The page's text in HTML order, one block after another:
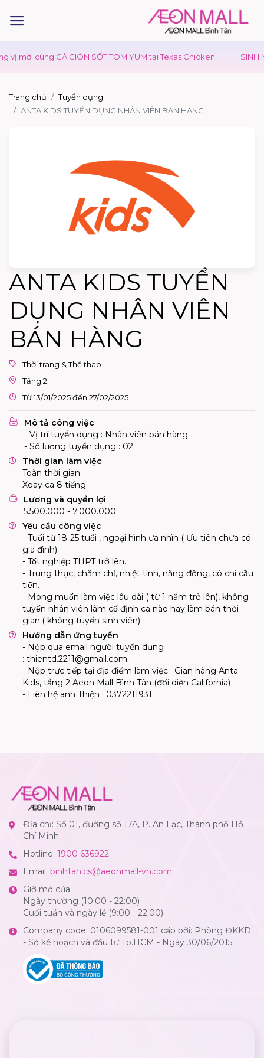
mới cùng GÀ GIÒN SỐT TOM YUM tại Texas Chicken. SINH
Trang chủ
Tuyển dụng
ANTA KIDS TUYỂN DỤNG NHÂN VIÊN BÁN HÀNG
ANTA KIDS TUYỂN
DỤNG NHÂN VIÊN
BÁN HÀNG
Thời trang & Thể thao
Tầng 2
Từ 13/01/2025 đến 27/02/2025
Mô tả công việc
- Vị trí tuyển dụng : Nhân viên bán hàng
- Số lượng tuyển dụng : 02
Thời gian làm việc
Toàn thời gian
Xoay ca 8 tiếng.
Lương và quyền lợi
5.500.000 - 7.000.000
Yêu cầu công việc
- Tuổi từ 18-25 tuổi , ngoại hình ưa nhìn ( Ưu tiên chưa có
gia đình)
- Tốt nghiệp THPT trở lên.
- Trung thực, chăm chỉ, nhiệt tình, năng động, có chí cầu
tiến.
- Mong muốn làm việc lâu dài ( từ 1 năm trở lên), không
tuyển nhân viên làm cố định ca nào hay làm bán thời
gian.( không tuyển sinh viên)
Hướng dẫn ứng tuyển
- Nộp qua email người tuyển dụng
: thientd.2211@gmail.com
- Nộp trực tiếp tại địa điểm làm việc : Gian hàng Anta
Kids, tầng 2 Aeon Mall Bình Tân (đối diện California)
- Liên hệ anh Thiện : 0372211931
Địa chỉ: Số 01, đường số 17A, P. An Lạc, Thành phố Hồ
Chí Minh
Hotline: 1900 636922
Email: binhtan.cs@aeonmall-vn.com
Giờ mở cửa:
Ngày thường (10:00 - 22:00)
Cuối tuần và ngày lễ (9:00 - 22:00)
Company code: 0106099581-001 cấp bởi: Phòng ĐKKD
- Sở kế hoạch và đầu tư Tp.HCM - Ngày 30/06/2015